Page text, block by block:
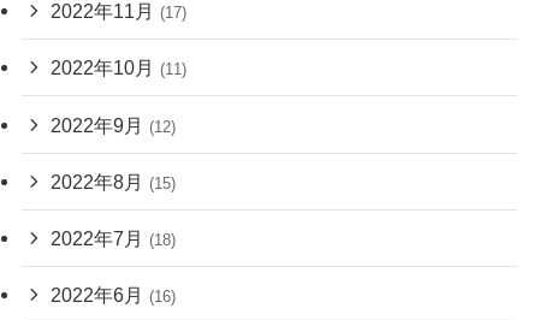
2022年11月 (17)
2022年10月 (11)
2022年9月 (12)
2022年8月 (15)
2022年7月 (18)
2022年6月 (16)